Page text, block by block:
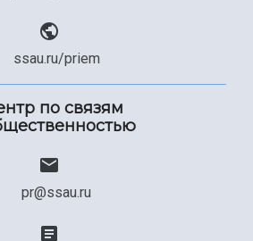
ssau.ru/priem
по связям
pr@ssau.ru